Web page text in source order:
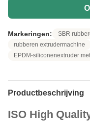
Markeringen:
SBR
rubberen extrudermachine
EPDM-siliconenextruder
Productbeschrijving
ISO High